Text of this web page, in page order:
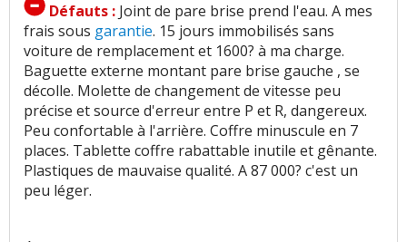
Défauts : Joint de pare brise prend l'eau. A mes
frais sous garantie. 15 jours immobilisés sans
voiture de remplacement et 1600? à ma charge.
Baguette externe montant pare brise gauche , se
décolle. Molette de changement de vitesse peu
précise et source d'erreur entre P et R, dangereux.
Peu confortable à l'arrière. Coffre minuscule en 7
places. Tablette coffre rabattable inutile et gênante.
Plastiques de mauvaise qualité. A 87 000? c'est un
peu léger.